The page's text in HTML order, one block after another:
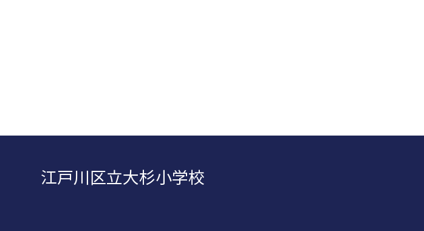
江戸川区立大杉小学校